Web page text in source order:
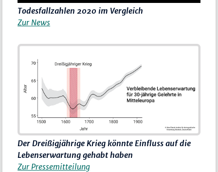
Todesfallzahlen 2020 im Vergleich
Zur News
Der Dreißigjährige Krieg könnte Einfluss auf die
Lebenserwartung gehabt haben
Zur Pressemitteilung